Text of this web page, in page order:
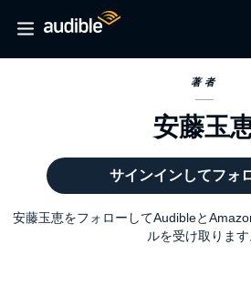
著者
安藤玉
サインインしてフォ
安藤玉恵をフォローしてAudibleと
ルを受け取ります